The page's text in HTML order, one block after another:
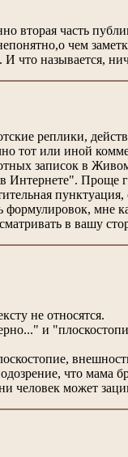
вторая часть
чем
что называется,
реплики,
тот или иной
записок в
Интернете". Проще
формулировок,
в вашу
не относятся.
и
что мама
человек может